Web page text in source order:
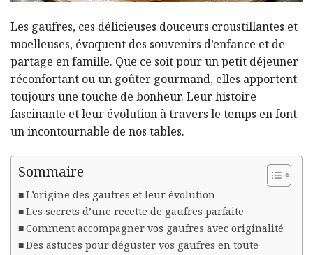
Les gaufres, ces délicieuses douceurs croustillantes et
moelleuses, évoquent des souvenirs d’enfance et de
partage en famille. Que ce soit pour un petit déjeuner
réconfortant ou un goûter gourmand, elles apportent
toujours une touche de bonheur. Leur histoire
fascinante et leur évolution à travers le temps en font
un incontournable de nos tables.
Sommaire
L’origine des gaufres et leur évolution
Les secrets d’une recette de gaufres parfaite
Comment accompagner vos gaufres avec originalité
Des astuces pour déguster vos gaufres en toute